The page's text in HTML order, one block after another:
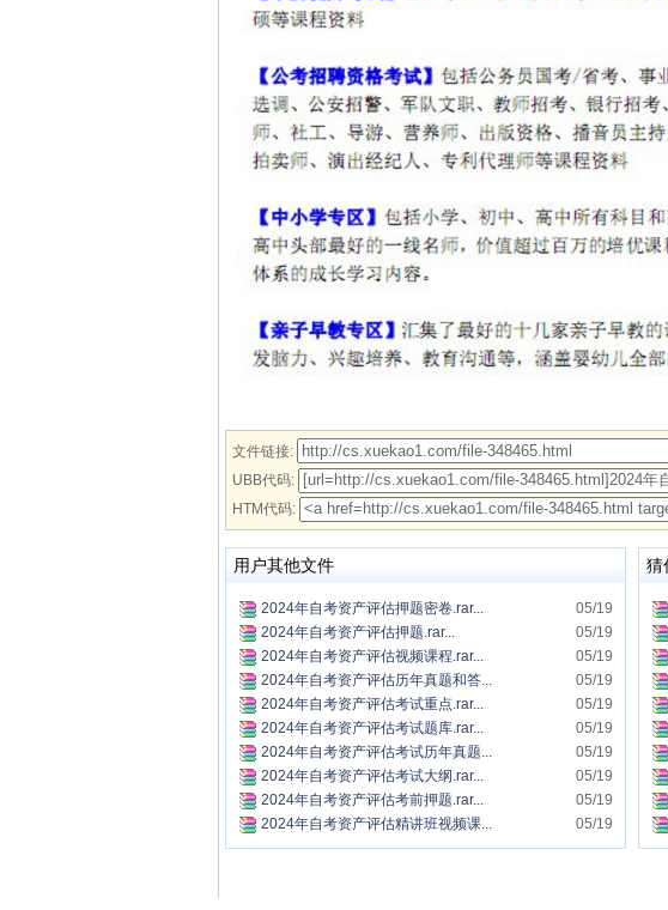
文件链接:
UBB代码:
HTM代码:
用户其他文件
05/19
2024年自考资产评估押题密卷.rar...
05/19
2024年自考资产评估押题.rar...
05/19
2024年自考资产评估视频课程.rar...
05/19
2024年自考资产评估历年真题和答...
05/19
2024年自考资产评估考试重点.rar...
05/19
2024年自考资产评估考试题库.rar...
05/19
2024年自考资产评估考试历年真题...
05/19
2024年自考资产评估考试大纲.rar...
05/19
2024年自考资产评估考前押题.rar...
05/19
2024年自考资产评估精讲班视频课...
猜